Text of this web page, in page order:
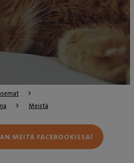
Meistä
MEITÄ FACEBOOKISSA!